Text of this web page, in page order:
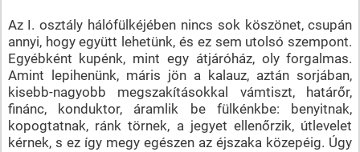
Az I. osztály hálófülkéjében nincs sok köszönet, csupán
annyi, hogy együtt lehetünk, és ez sem utolsó szempont.
Egyébként kupénk, mint egy átjáróház, oly forgalmas.
Amint lepihenünk, máris jön a kalauz, aztán sorjában,
kisebb-nagyobb megszakításokkal vámtiszt, határőr,
finánc, konduktor, áramlik be fülkénkbe: benyitnak,
kopogtatnak, ránk törnek, a jegyet ellenőrzik, útlevelet
kérnek, s ez így megy egészen az éjszaka közepéig. Úgy